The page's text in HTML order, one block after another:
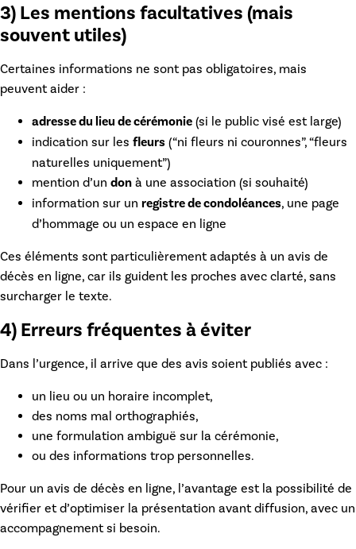
3) Les mentions facultatives (mais
souvent utiles)
Certaines informations ne sont pas obligatoires, mais
peuvent aider :
adresse du lieu de cérémonie (si le public visé est large)
indication sur les fleurs (“ni fleurs ni couronnes”, “fleurs
naturelles uniquement”)
mention d’un don à une association (si souhaité)
information sur un registre de condoléances, une page
d’hommage ou un espace en ligne
Ces éléments sont particulièrement adaptés à un avis de
décès en ligne, car ils guident les proches avec clarté, sans
surcharger le texte.
4) Erreurs fréquentes à éviter
Dans l’urgence, il arrive que des avis soient publiés avec :
un lieu ou un horaire incomplet,
des noms mal orthographiés,
une formulation ambiguë sur la cérémonie,
ou des informations trop personnelles.
Pour un avis de décès en ligne, l’avantage est la possibilité de
vérifier et d’optimiser la présentation avant diffusion, avec un
accompagnement si besoin.